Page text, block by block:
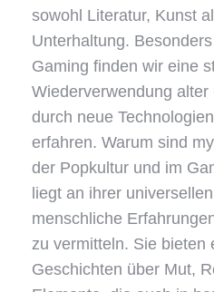
sowohl Literatur, Kunst
Unterhaltung.
Gaming finden wir eine
Wiederverwendung alter
durch neue
erfahren. Warum sind
der Popkultur und im
liegt an ihrer
menschliche
zu vermitteln. Sie bieten
Geschichten über Mut,